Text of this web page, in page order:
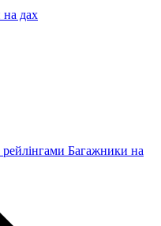
на дах
Багажники на